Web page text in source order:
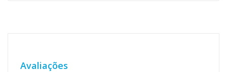
Avaliações